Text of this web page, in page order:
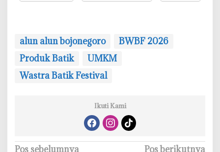
alun alun bojonegoro
BWBF 2026
Produk Batik
UMKM
Wastra Batik Festival
Ikuti Kami
Pos sebelumnya Pos berikutnya